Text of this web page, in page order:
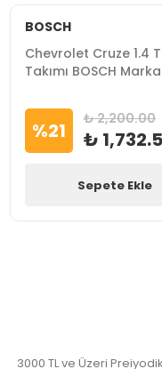
BOSCH
Chevrolet Cruze 1.4
Takımı BOSCH Marka
%21 ₺ 2,200.00
₺
Sepete Ekle
3000 TL ve Üzeri